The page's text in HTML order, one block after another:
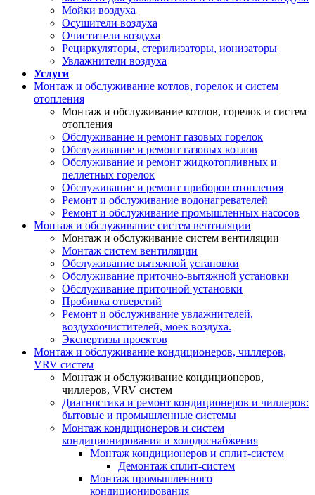
Мойки воздуха
Осушители воздуха
Очистители воздуха
Рециркуляторы, стерилизаторы, ионизаторы
Увлажнители воздуха
Услуги
Монтаж и обслуживание котлов, горелок и систем
отопления
Монтаж и обслуживание котлов, горелок и систем
отопления
Обслуживание и ремонт газовых горелок
Обслуживание и ремонт газовых котлов
Обслуживание и ремонт жидкотопливных и
пеллетных горелок
Обслуживание и ремонт приборов отопления
Ремонт и обслуживание водонагревателей
Ремонт и обслуживание промышленных насосов
Монтаж и обслуживание систем вентиляции
Монтаж и обслуживание систем вентиляции
Монтаж систем вентиляции
Обслуживание вытяжной установки
Обслуживание приточно-вытяжной установки
Обслуживание приточной установки
Пробивка отверстий
Ремонт и обслуживание увлажнителей,
воздухоочистителей, моек воздуха.
Экспертизы проектов
Монтаж и обслуживание кондиционеров, чиллеров,
VRV систем
Монтаж и обслуживание кондиционеров,
чиллеров, VRV систем
Диагностика и ремонт кондиционеров и чиллеров:
бытовые и промышленные системы
Монтаж кондиционеров и систем
кондиционирования и холодоснабжения
Монтаж кондиционеров и сплит-систем
Демонтаж сплит-систем
Монтаж промышленного
кондиционирования